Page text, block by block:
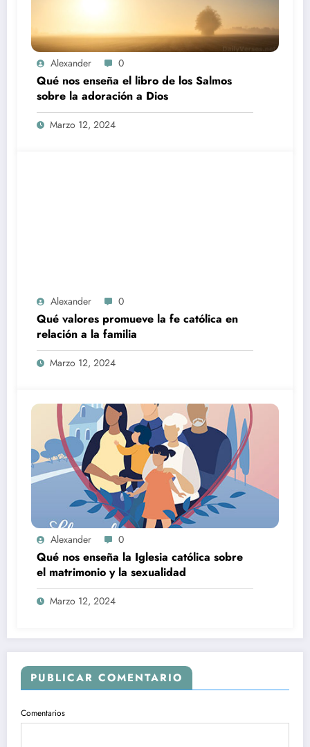
Alexander 0
Qué nos enseña el libro de los Salmos
sobre la adoración a Dios
Marzo 12, 2024
Alexander 0
Qué valores promueve la fe católica en
relación a la familia
Marzo 12, 2024
Alexander 0
Qué nos enseña la Iglesia católica sobre
el matrimonio y la sexualidad
Marzo 12, 2024
PUBLICAR COMENTARIO
Comentarios